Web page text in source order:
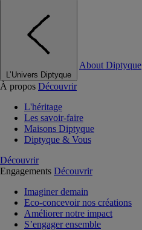
L’Univers Diptyque
About Diptyque
À propos Découvrir
L'héritage
Les savoir-faire
Maisons Diptyque
Diptyque & Vous
Découvrir
Engagements Découvrir
Imaginer demain
Eco-concevoir nos créations
Améliorer notre impact
S’engager ensemble